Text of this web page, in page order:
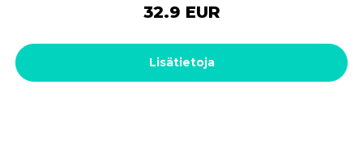
32.9 EUR
Lisätietoja